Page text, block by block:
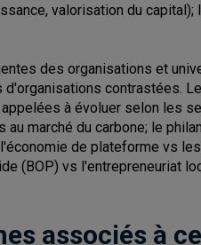
valorisation du
des organisations et
d'organisations contrastées.
à évoluer selon les
marché du carbone; le
de plateforme vs
(BOP) vs l'entrepreneuriat
associés à